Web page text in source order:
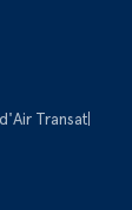
Transat